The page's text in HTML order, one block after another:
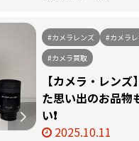
#カメラレンズ
#カメラ
#カメラ買取
【カメラ・レン
た思い出のお品物
い❗️
2025.10.11